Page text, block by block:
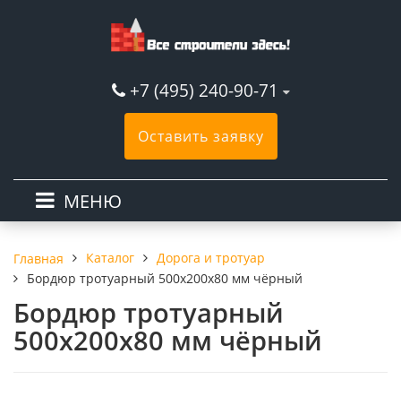
+7 (495) 240-90-71
Оставить заявку
МЕНЮ
Главная Каталог
Дорога и тротуар
Бордюр тротуарный 500х200х80 мм чёрный
Бордюр тротуарный
500х200х80 мм чёрный